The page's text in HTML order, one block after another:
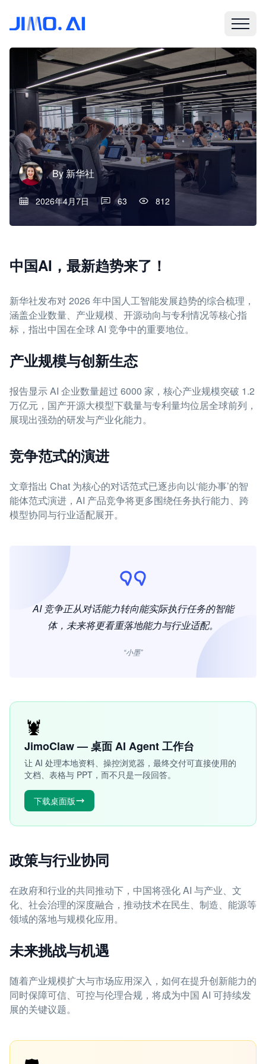
By 新华社
2026年4月7日 63 812
中国AI，最新趋势来了！
新华社发布对 2026 年中国人工智能发展趋势的综合梳理，
涵盖企业数量、产业规模、开源动向与专利情况等核心指
标，指出中国在全球 AI 竞争中的重要地位。
产业规模与创新生态
报告显示 AI 企业数量超过 6000 家，核心产业规模突破 1.2
万亿元，国产开源大模型下载量与专利量均位居全球前列，
展现出强劲的研发与产业化能力。
竞争范式的演进
文章指出 Chat 为核心的对话范式已逐步向以‘能办事’的智
能体范式演进，AI 产品竞争将更多围绕任务执行能力、跨
模型协同与行业适配展开。
AI 竞争正从对话能力转向能实际执行任务的智能
体，未来将更看重落地能力与行业适配。
“小墨”
🦞
JimoClaw — 桌面 AI Agent 工作台
让 AI 处理本地资料、操控浏览器，最终交付可直接使用的
文档、表格与 PPT，而不只是一段回答。
下载桌面版
政策与行业协同
在政府和行业的共同推动下，中国将强化 AI 与产业、文
化、社会治理的深度融合，推动技术在民生、制造、能源等
领域的落地与规模化应用。
未来挑战与机遇
随着产业规模扩大与市场应用深入，如何在提升创新能力的
同时保障可信、可控与伦理合规，将成为中国 AI 可持续发
展的关键议题。